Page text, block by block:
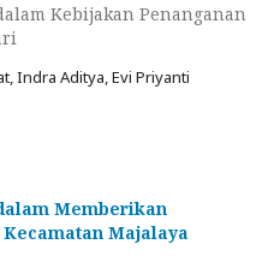
Kebijakan Penanganan
Indra Aditya, Evi Priyanti
Memberikan
Majalaya